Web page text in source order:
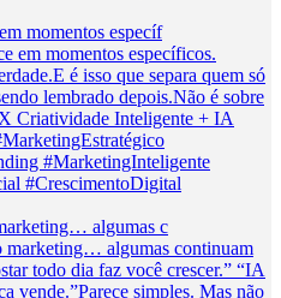
momentos específ
algumas c